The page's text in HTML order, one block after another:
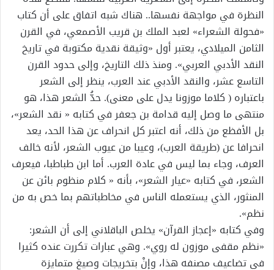
النظرة في مواجهة نفسها.. هناك شبه اتفاق على أن كتاب
«فحولة الشعراء» لعبد الملك بن قريب الأصمعي، في القرن
الثامن الميلادي، يعتبر أول «وثيقة نقدية مكتوبة في تاريخ
النقد الأدبي العربي». ومنذ ذلك التاريخ، وإلى حدود القرن
التاسع عشر، والنقد الأدبي عند العرب، ينظر إلى الشعر
باعتباره ( كلاما موزونا يدل على معنى). حدُّ الشعر هذا، هو
منتهى ما وصل إليه قدامة بن جعفر في كتابه « نقد الشعر»،
بل الأفظع من ذلك، أنه اعتبر كل انحراف عن هذا الحد، يعد
انحرافا عن (طريقة العرب)، وعيبا من عيوب الشعر، لأنه خالف
العرف، وجاء بما ليس في عادة العرب. أما ابن طباطبا، فيعرف
الشعر، في كتابه «عيار الشعر»، بأنه « كلام منظوم بائن عن
المنثور، الذي يستعمله الناس في مخاطباتهم بما خص به من
نظم».
وفي كتابه «إعجاز القرآن» يخلص الباقلاني إلى أن الشعر:
«نظم مقفى موزون له روي». وهي عبارات تكررت عنده كثيرا
في تضاعيف مصنفه هذا، وإنْ بتخريجات وصيغ متمايزة